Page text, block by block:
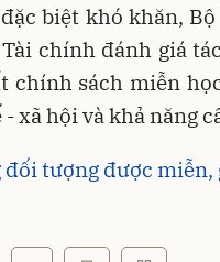
biệt khó khăn,
chính đánh giá
chính sách miễn
xã hội và khả năng
đối tượng được